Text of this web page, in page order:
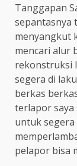
Tanggapan
sepantasnya
menyangkut
mencari alur
rekonstruksi
segera di
berkas
terlapor saya
untuk segera
pelapor bisa